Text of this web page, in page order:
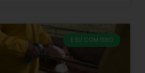
E EU COM ISSO